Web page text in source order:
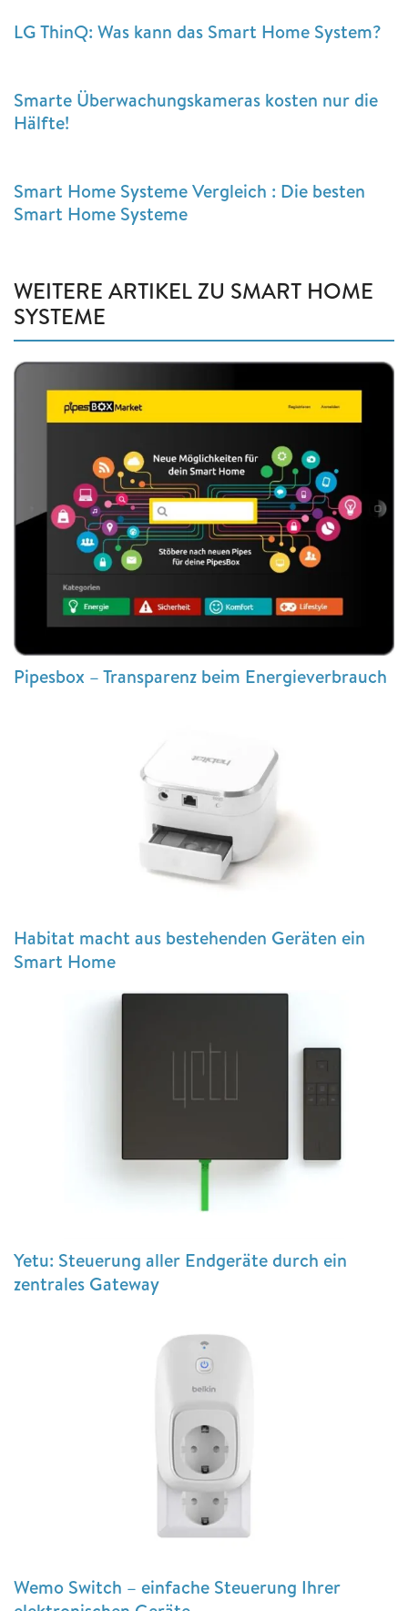
LG ThinQ: Was kann das Smart Home System?
Smarte Überwachungskameras kosten nur die
Hälfte!
Smart Home Systeme Vergleich : Die besten
Smart Home Systeme
WEITERE ARTIKEL ZU SMART HOME
SYSTEME
Pipesbox – Transparenz beim Energieverbrauch
Habitat macht aus bestehenden Geräten ein
Smart Home
Yetu: Steuerung aller Endgeräte durch ein
zentrales Gateway
Wemo Switch – einfache Steuerung Ihrer